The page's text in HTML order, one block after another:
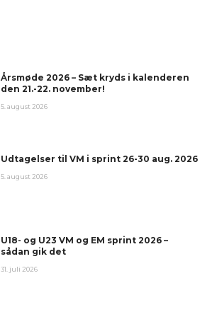
Årsmøde 2026 – Sæt kryds i kalenderen
den 21.-22. november!
5. august 2026
Udtagelser til VM i sprint 26-30 aug. 2026
5. august 2026
U18- og U23 VM og EM sprint 2026 –
sådan gik det
31. juli 2026